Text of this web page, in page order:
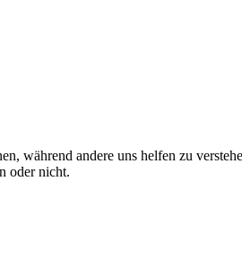
während andere uns helfen zu
oder nicht.